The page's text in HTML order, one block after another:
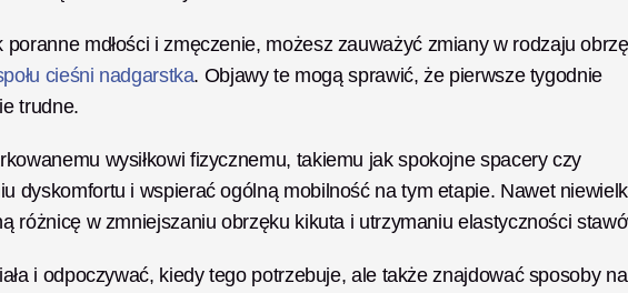
mdłości i zmęczenie, możesz zauważyć zmiany w rodzaju
cieśni nadgarstka. Objawy te mogą sprawić, że pierwsze tygodnie
trudne.
wysiłkowi fizycznemu, takiemu jak spokojne spacery czy
dyskomfortu i wspierać ogólną mobilność na tym etapie. Nawet
i odpoczywać, kiedy tego potrzebuje, ale także znajdować sposoby na